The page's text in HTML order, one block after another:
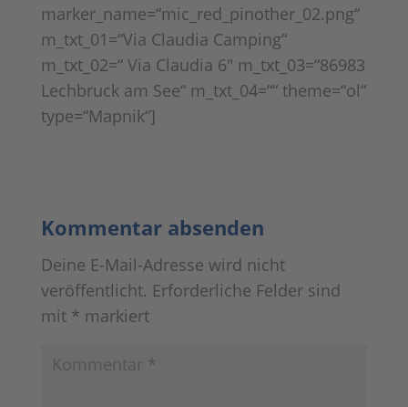
marker_name=“mic_red_pinother_02.png“
m_txt_01=“Via Claudia Camping“
m_txt_02=“ Via Claudia 6″ m_txt_03=“86983
Lechbruck am See“ m_txt_04=““ theme=“ol“
type=“Mapnik“]
Kommentar absenden
Deine E-Mail-Adresse wird nicht
veröffentlicht. Erforderliche Felder sind
mit * markiert